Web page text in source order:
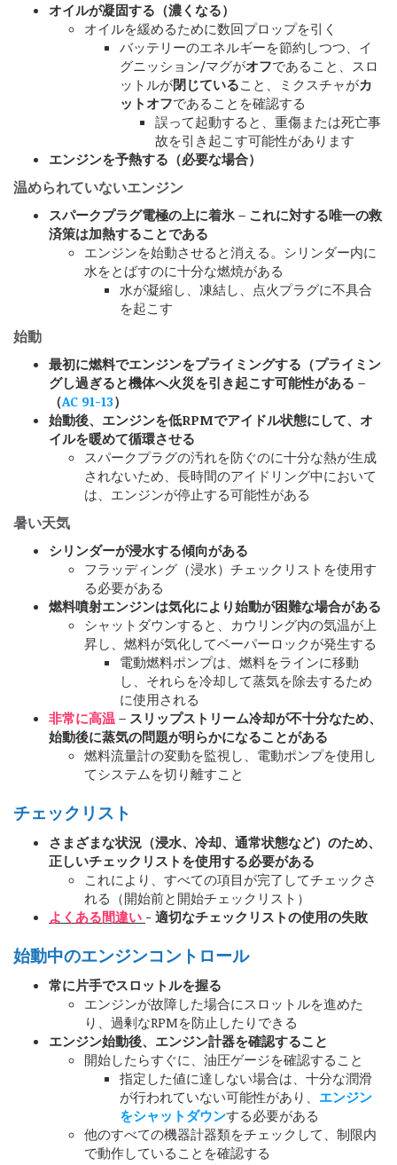
オイルが凝固する（濃くなる）
オイルを緩めるために数回プロップを引く
バッテリーのエネルギーを節約しつつ、イ
グニッション/マグがオフであること、スロ
ットルが閉じていること、ミクスチャがカ
ットオフであることを確認する
誤って起動すると、重傷または死亡事
故を引き起こす可能性があります
エンジンを予熱する（必要な場合）
温められていないエンジン
スパークプラグ電極の上に着氷 – これに対する唯一の救
済策は加熱することである
エンジンを始動させると消える。シリンダー内に
水をとばすのに十分な燃焼がある
水が凝縮し、凍結し、点火プラグに不具合
を起こす
始動
最初に燃料でエンジンをプライミングする（プライミン
グし過ぎると機体へ火災を引き起こす可能性がある –
（AC 91-13）
始動後、エンジンを低RPMでアイドル状態にして、オ
イルを暖めて循環させる
スパークプラグの汚れを防ぐのに十分な熱が生成
されないため、長時間のアイドリング中において
は、エンジンが停止する可能性がある
暑い天気
シリンダーが浸水する傾向がある
フラッディング（浸水）チェックリストを使用す
る必要がある
燃料噴射エンジンは気化により始動が困難な場合がある
シャットダウンすると、カウリング内の気温が上
昇し、燃料が気化してベーパーロックが発生する
電動燃料ポンプは、燃料をラインに移動
し、それらを冷却して蒸気を除去するため
に使用される
非常に高温 – スリップストリーム冷却が不十分なため、
始動後に蒸気の問題が明らかになることがある
燃料流量計の変動を監視し、電動ポンプを使用し
てシステムを切り離すこと
チェックリスト
さまざまな状況（浸水、冷却、通常状態など）のため、
正しいチェックリストを使用する必要がある
これにより、すべての項目が完了してチェックさ
れる（開始前と開始チェックリスト）
よくある間違い - 適切なチェックリストの使用の失敗
始動中のエンジンコントロール
常に片手でスロットルを握る
エンジンが故障した場合にスロットルを進めた
り、過剰なRPMを防止したりできる
エンジン始動後、エンジン計器を確認すること
開始したらすぐに、油圧ゲージを確認すること
指定した値に達しない場合は、十分な潤滑
が行われていない可能性があり、 エンジン
をシャットダウンする必要がある
他のすべての機器計器類をチェックして、制限内
で動作していることを確認する